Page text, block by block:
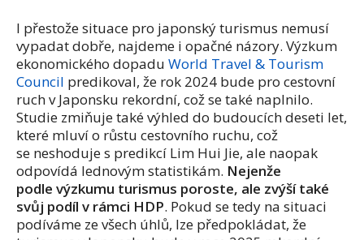
I přestože situace pro japonský turismus nemusí
vypadat dobře, najdeme i opačné názory. Výzkum
ekonomického dopadu World Travel & Tourism
Council predikoval, že rok 2024 bude pro cestovní
ruch v Japonsku rekordní, což se také naplnilo.
Studie zmiňuje také výhled do budoucích deseti let,
které mluví o růstu cestovního ruchu, což
se neshoduje s predikcí Lim Hui Jie, ale naopak
odpovídá lednovým statistikám. Nejenže
podle výzkumu turismus poroste, ale zvýší také
svůj podíl v rámci HDP. Pokud se tedy na situaci
podíváme ze všech úhlů, lze předpokládat, že